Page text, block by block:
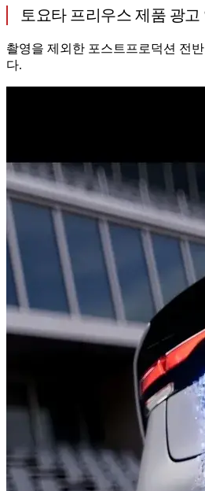
토요타 프리우스 제품 광고
촬영을 제외한 포스트프로덕션 전
다.